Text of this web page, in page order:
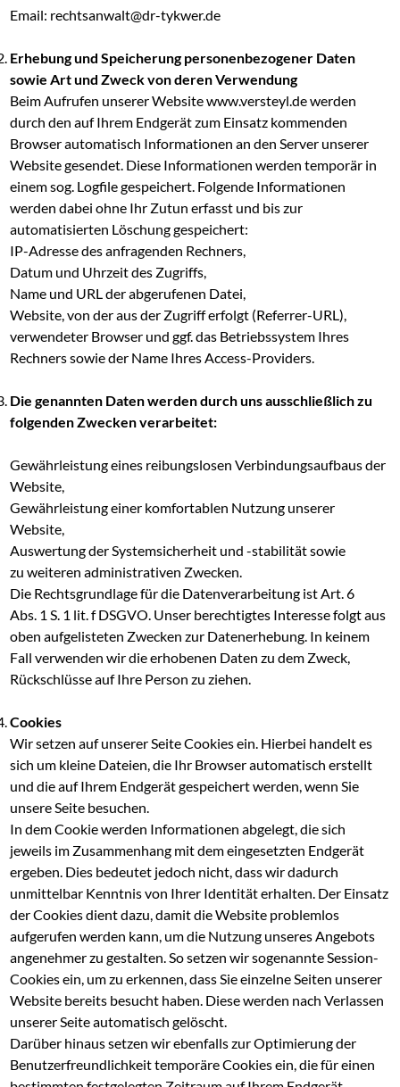
Email: rechtsanwalt@dr-tykwer.de
Erhebung und Speicherung personenbezogener Daten
sowie Art und Zweck von deren Verwendung
Beim Aufrufen unserer Website www.versteyl.de werden
durch den auf Ihrem Endgerät zum Einsatz kommenden
Browser automatisch Informationen an den Server unserer
Website gesendet. Diese Informationen werden temporär in
einem sog. Logfile gespeichert. Folgende Informationen
werden dabei ohne Ihr Zutun erfasst und bis zur
automatisierten Löschung gespeichert:
IP-Adresse des anfragenden Rechners,
Datum und Uhrzeit des Zugriffs,
Name und URL der abgerufenen Datei,
Website, von der aus der Zugriff erfolgt (Referrer-URL),
verwendeter Browser und ggf. das Betriebssystem Ihres
Rechners sowie der Name Ihres Access-Providers.
Die genannten Daten werden durch uns ausschließlich zu
folgenden Zwecken verarbeitet:
Gewährleistung eines reibungslosen Verbindungsaufbaus der
Website,
Gewährleistung einer komfortablen Nutzung unserer
Website,
Auswertung der Systemsicherheit und -stabilität sowie
zu weiteren administrativen Zwecken.
Die Rechtsgrundlage für die Datenverarbeitung ist Art. 6
Abs. 1 S. 1 lit. f DSGVO. Unser berechtigtes Interesse folgt aus
oben aufgelisteten Zwecken zur Datenerhebung. In keinem
Fall verwenden wir die erhobenen Daten zu dem Zweck,
Rückschlüsse auf Ihre Person zu ziehen.
Cookies
Wir setzen auf unserer Seite Cookies ein. Hierbei handelt es
sich um kleine Dateien, die Ihr Browser automatisch erstellt
und die auf Ihrem Endgerät gespeichert werden, wenn Sie
unsere Seite besuchen.
In dem Cookie werden Informationen abgelegt, die sich
jeweils im Zusammenhang mit dem eingesetzten Endgerät
ergeben. Dies bedeutet jedoch nicht, dass wir dadurch
unmittelbar Kenntnis von Ihrer Identität erhalten. Der Einsatz
der Cookies dient dazu, damit die Website problemlos
aufgerufen werden kann, um die Nutzung unseres Angebots
angenehmer zu gestalten. So setzen wir sogenannte Session-
Cookies ein, um zu erkennen, dass Sie einzelne Seiten unserer
Website bereits besucht haben. Diese werden nach Verlassen
unserer Seite automatisch gelöscht.
Darüber hinaus setzen wir ebenfalls zur Optimierung der
Benutzerfreundlichkeit temporäre Cookies ein, die für einen